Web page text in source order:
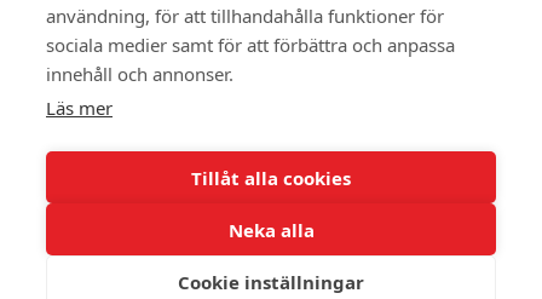
användning, för att tillhandahålla funktioner för
sociala medier samt för att förbättra och anpassa
innehåll och annonser.
Läs mer
Tillåt alla cookies
Neka alla
Cookie inställningar
Få veckans bästa
artiklar i mejlen
varje vecka om våra mest intressanta
JAG VILL HA NYHETSBREV
Få veckans bästa
artiklar på mejlen
PRENUMERERA